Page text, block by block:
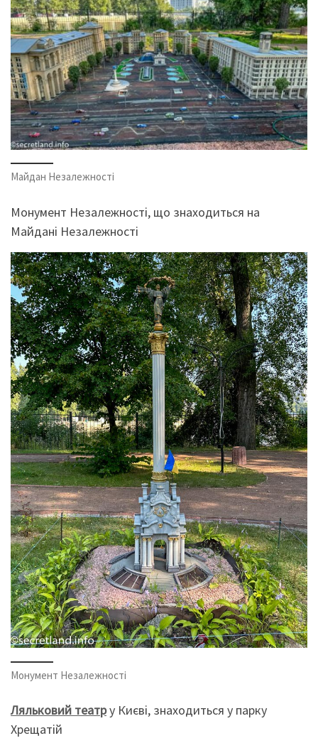
Майдан Незалежності
Монумент Незалежності, що знаходиться на
Майдані Незалежності
Монумент Незалежності
Ляльковий театру Києві, знаходиться у парку
Хрещатій